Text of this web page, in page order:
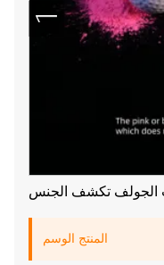
الجولف تكشف الجنس
المنتج الوسم